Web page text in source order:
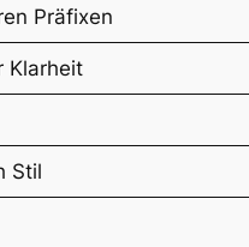
Präfixen
Klarheit
Stil